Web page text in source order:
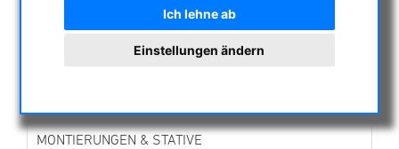
Ich lehne ab
Einstellungen ändern
TELESKOPE
MONTIERUNGEN & STATIVE